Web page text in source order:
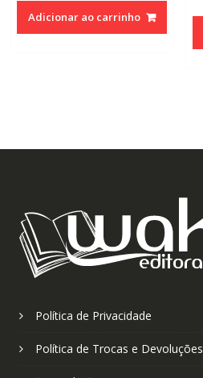
Adicionar ao carrinho
Política de Privacidade
Política de Trocas e Devoluções